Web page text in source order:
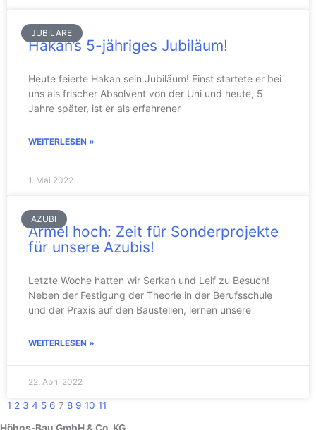
JUBILARE
Hakan’s 5-jähriges Jubiläum!
Heute feierte Hakan sein Jubiläum! Einst startete er bei
uns als frischer Absolvent von der Uni und heute, 5
Jahre später, ist er als erfahrener
WEITERLESEN »
1. Mai 2022
AZUBI
Ärmel hoch: Zeit für Sonderprojekte
für unsere Azubis!
Letzte Woche hatten wir Serkan und Leif zu Besuch!
Neben der Festigung der Theorie in der Berufsschule
und der Praxis auf den Baustellen, lernen unsere
WEITERLESEN »
22. April 2022
1 2 3 4 5 6 7 8 9 10 11